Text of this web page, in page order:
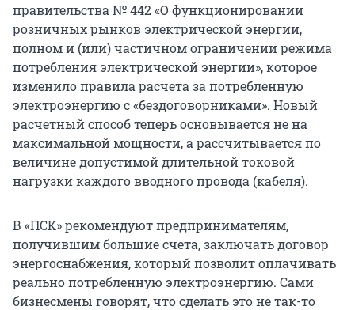
правительства № 442 «О функционировании
розничных рынков электрической энергии,
полном и (или) частичном ограничении режима
потребления электрической энергии», которое
изменило правила расчета за потребленную
электроэнергию с «бездоговорниками». Новый
расчетный способ теперь основывается не на
максимальной мощности, а рассчитывается по
величине допустимой длительной токовой
нагрузки каждого вводного провода (кабеля).
В «ПСК» рекомендуют предпринимателям,
получившим большие счета, заключать договор
энергоснабжения, который позволит оплачивать
реально потребленную электроэнергию. Сами
бизнесмены говорят, что сделать это не так-то